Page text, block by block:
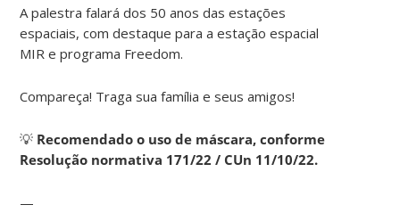
A palestra falará dos 50 anos das estações
espaciais, com destaque para a estação espacial
MIR e programa Freedom.
Compareça! Traga sua família e seus amigos!
💡 Recomendado o uso de máscara, conforme
Resolução normativa 171/22 / CUn 11/10/22.
—